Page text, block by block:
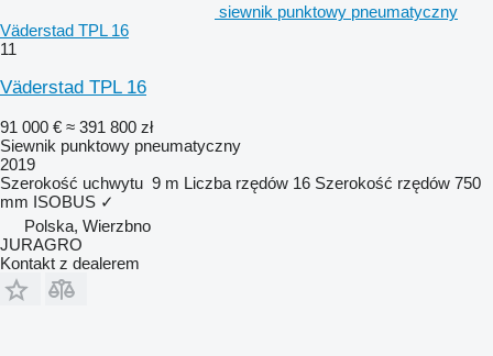
siewnik punktowy pneumatyczny
Väderstad TPL 16
11
Väderstad TPL 16
91 000 € ≈ 391 800 zł
Siewnik punktowy pneumatyczny
2019
Szerokość uchwytu 9 m Liczba rzędów 16 Szerokość rzędów 750
mm ISOBUS ✓
Polska, Wierzbno
JURAGRO
Kontakt z dealerem